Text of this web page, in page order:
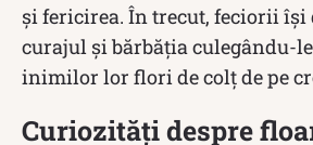
și fericirea. În trecut, feciorii își
curajul și bărbăția culegându-
inimilor lor flori de colț de pe
Curiozități despre